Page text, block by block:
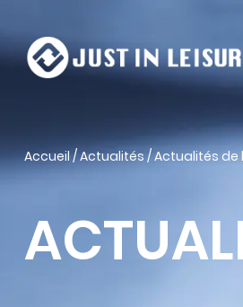
Accueil/Actualités/Actualités de